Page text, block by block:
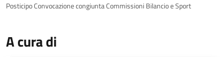
Posticipo Convocazione congiunta Commissioni Bilancio e Sport
A cura di